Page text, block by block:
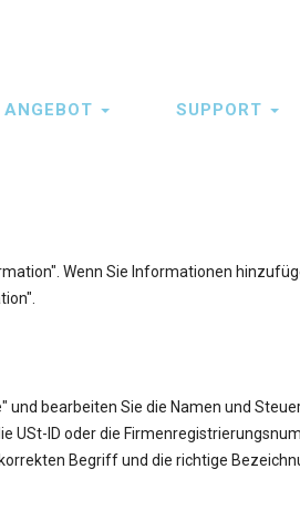
ANGEBOT SUPPORT
Wenn Sie Informationen
und bearbeiten Sie die Namen und
USt-ID oder die
Begriff und die richtige